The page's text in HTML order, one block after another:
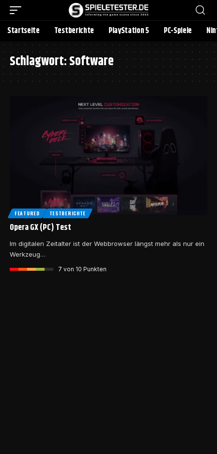
Startseite Testberichte PlayStation 5 PC-Spiele
Schlagwort:Software
FEATURED TESTBERICHTE
Opera GX (PC) Test
Im digitalen Zeitalter ist der Webbrowser längst mehr als nur ein
Werkzeug…
7 von 10 Punkten